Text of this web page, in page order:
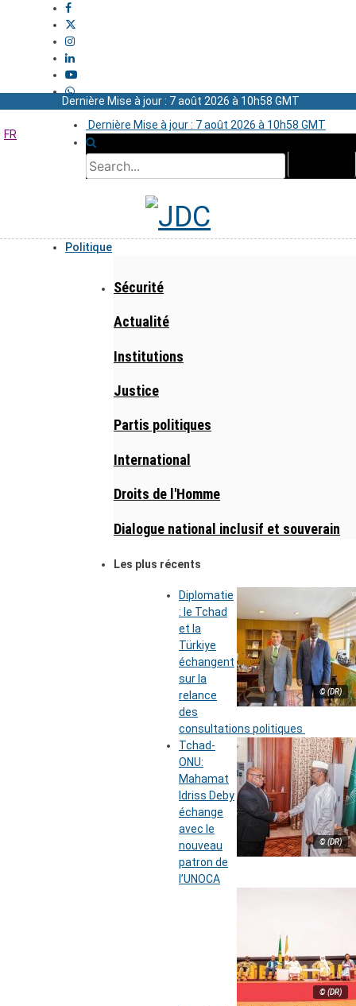
Dernière Mise à jour : 7 août 2026 à 10h58 GMT
Dernière Mise à jour : 7 août 2026 à 10h58 GMT
FR
Politique
Sécurité
Actualité
Institutions
Justice
Partis politiques
International
Droits de l'Homme
Dialogue national inclusif et souverain
Les plus récents
© (DR)
Diplomatie
: le Tchad
et la
Türkiye
échangent
sur la
relance
des
consultations politiques
© (DR)
Tchad-
ONU:
Mahamat
Idriss Deby
échange
avec le
nouveau
patron de
l’UNOCA
© (DR)